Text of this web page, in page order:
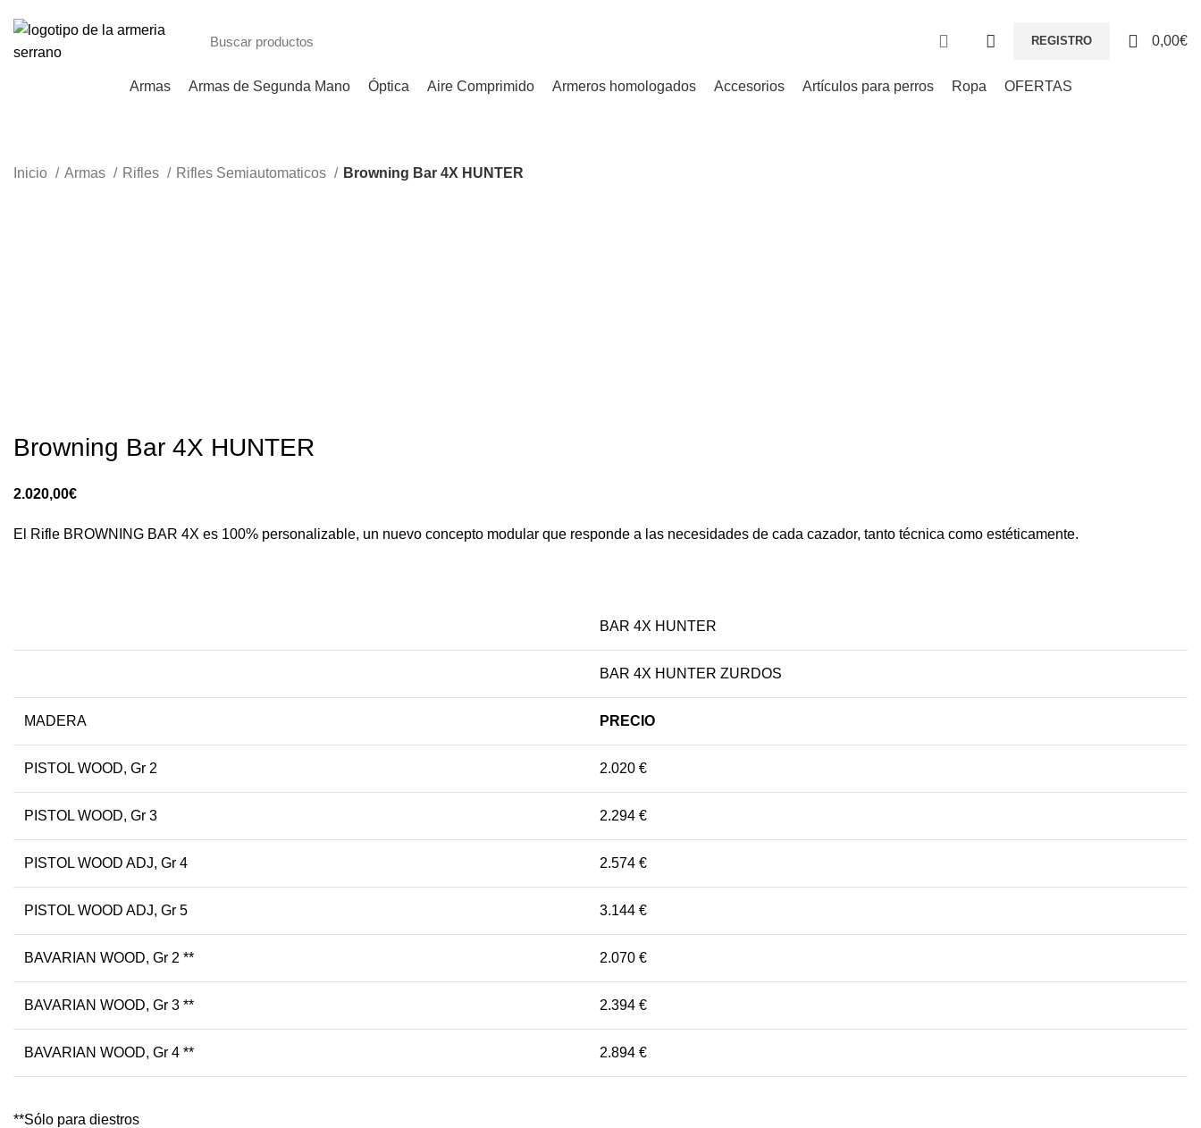
REGISTRO 0,00€
Armas Armas de Segunda Mano Óptica Aire Comprimido Armeros homologados Accesorios Artículos para perros Ropa OFERTAS
Inicio Armas Rifles Rifles Semiautomaticos Browning Bar 4X HUNTER
Browning Bar 4X HUNTER
€
El Rifle BROWNING BAR 4X es 100% personalizable, un nuevo concepto modular que responde a las necesidades de cada cazador, tanto técnica como estéticamente.
BAR 4X HUNTER
BAR 4X HUNTER ZURDOS
MADERA PRECIO
PISTOL WOOD, Gr 2 2.020 €
PISTOL WOOD, Gr 3 2.294 €
PISTOL WOOD ADJ, Gr 4 2.574 €
PISTOL WOOD ADJ, Gr 5 3.144 €
BAVARIAN WOOD, Gr 2 ** 2.070 €
BAVARIAN WOOD, Gr 3 ** 2.394 €
BAVARIAN WOOD, Gr 4 ** 2.894 €
**Sólo para diestros